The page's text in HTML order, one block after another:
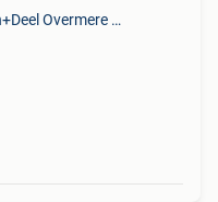
Lokeren+Deel Overmere En Zele